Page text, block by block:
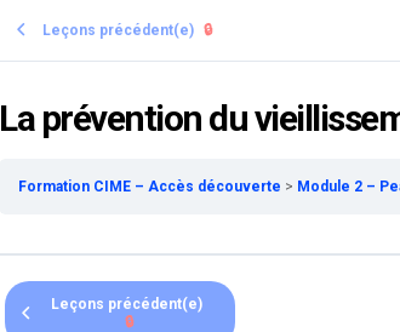
Leçons précédent(e) 🔒
La prévention du
Formation CIME – Accès découverte Module 2 –
Leçons précédent(e)
🔒